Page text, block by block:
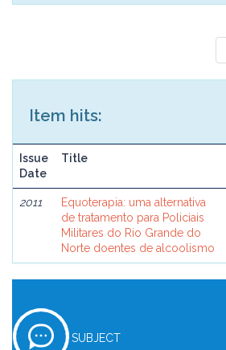
Item hits:
Issue
Date
Title
2011
Equoterapia: uma alternativa
de tratamento para Policiais
Militares do Rio Grande do
Norte doentes de alcoolismo
SUBJECT